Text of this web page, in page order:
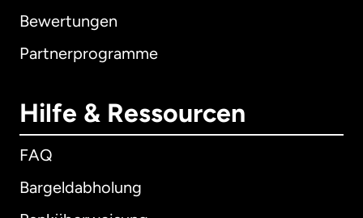
Bewertungen
Partnerprogramme
Hilfe & Ressourcen
FAQ
Bargeldabholung